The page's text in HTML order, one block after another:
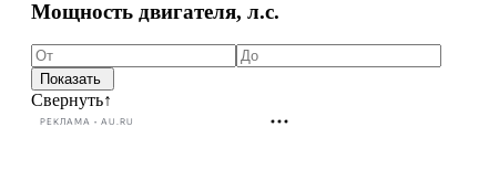
Мощность двигателя, л.с.
Свернуть↑
РЕКЛАМА • AU.RU